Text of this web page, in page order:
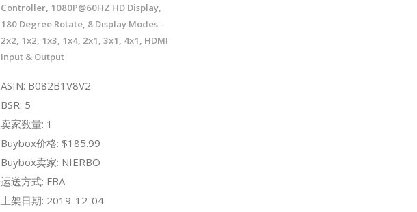
Controller, 1080P@60HZ HD Display,
180 Degree Rotate, 8 Display Modes -
2x2, 1x2, 1x3, 1x4, 2x1, 3x1, 4x1, HDMI
Input & Output
ASIN: B082B1V8V2
BSR: 5
卖家数量: 1
Buybox价格: $185.99
Buybox卖家: NIERBO
运送方式: FBA
上架日期: 2019-12-04